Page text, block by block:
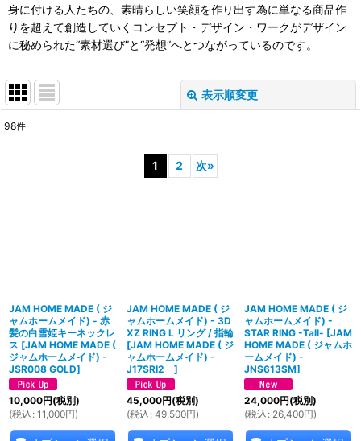
身に付ける人たちの、素晴らしい笑顔を作り出す為に単なる商品作
りを超えて創造していくコンセプト・デザイン・ワークがデザイン
に秘められた“素材選び”と“発想”へとつながっているのです。
表示順変更
98件
1 2 次»
JAM HOME MADE ( ジ
ャムホームメイド) - 赤
髪の白雪姫キーネックレ
ス [JAM HOME MADE (
ジャムホームメイド) -
JSR008 GOLD]
10,000円(税別)
(税込 : 11,000円)
JAM HOME MADE ( ジ
ャムホームメイド) - 3D
XZ RING L リング / 指輪
[JAM HOME MADE ( ジ
ャムホームメイド) -
J17SRI2 ]
45,000円(税別)
(税込 : 49,500円)
JAM HOME MADE ( ジ
ャムホームメイド) -
STAR RING -Tall- [JAM
HOME MADE ( ジャムホ
ームメイド) -
JNS613SM]
24,000円(税別)
(税込 : 26,400円)